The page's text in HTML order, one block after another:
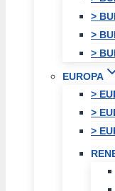
>
>
>
EUROPA
>
>
>